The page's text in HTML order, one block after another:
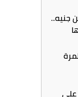
أمانة بـ4 ملايين جنيه..
على